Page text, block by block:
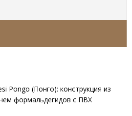
Pongo (Понго): конструкция из
формальдегидов с ПВХ